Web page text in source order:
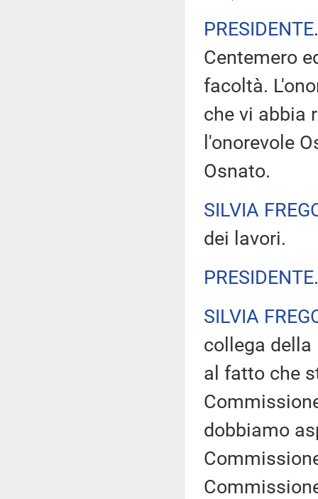
PRESIDENTE
Centemero
facoltà.
che vi abbia
l'onorevole
Osnato.
SILVIA
dei lavori.
PRESIDENTE
SILVIA
collega della
al fatto che
dobbiamo